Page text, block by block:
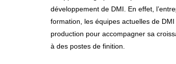
développement de DMI. En effet,
formation, les équipes actuelles de
production pour accompagner sa
à des postes de finition.